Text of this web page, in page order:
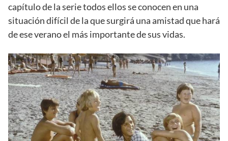
capítulo de la serie todos ellos se conocen en una
situación difícil de la que surgirá una amistad que hará
de ese verano el más importante de sus vidas.